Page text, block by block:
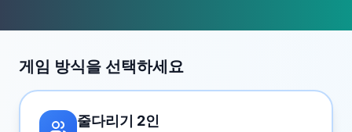
게임 방식을 선택하세요
줄다리기 2인